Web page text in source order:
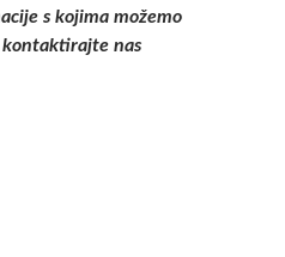
s kojima možemo
nas